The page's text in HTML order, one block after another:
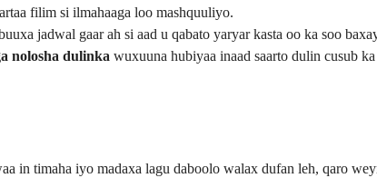
filim si ilmahaaga loo mashquuliyo.
jadwal gaar ah si aad u qabato yaryar kasta oo ka soo
nolosha dulinka wuxuuna hubiyaa inaad saarto dulin cusub
in timaha iyo madaxa lagu daboolo walax dufan leh, qaro